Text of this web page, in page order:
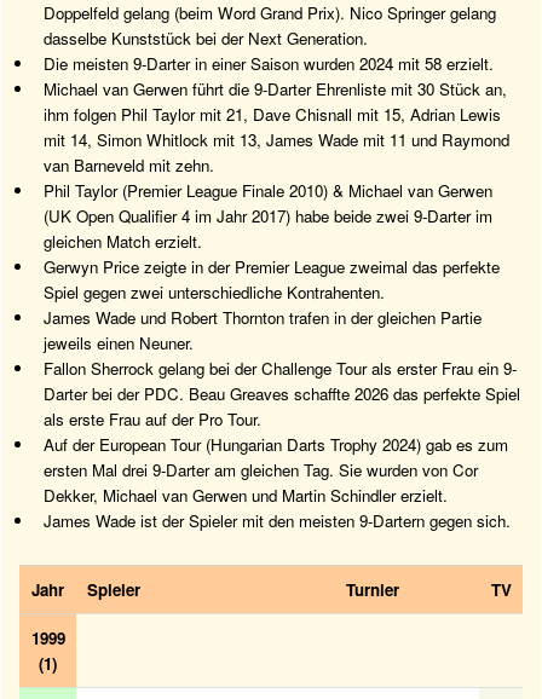
Doppelfeld gelang (beim Word Grand Prix). Nico Springer gelang
dasselbe Kunststück bei der Next Generation.
Die meisten 9-Darter in einer Saison wurden 2024 mit 58 erzielt.
Michael van Gerwen führt die 9-Darter Ehrenliste mit 30 Stück an,
ihm folgen Phil Taylor mit 21, Dave Chisnall mit 15, Adrian Lewis
mit 14, Simon Whitlock mit 13, James Wade mit 11 und Raymond
van Barneveld mit zehn.
Phil Taylor (Premier League Finale 2010) & Michael van Gerwen
(UK Open Qualifier 4 im Jahr 2017) habe beide zwei 9-Darter im
gleichen Match erzielt.
Gerwyn Price zeigte in der Premier League zweimal das perfekte
Spiel gegen zwei unterschiedliche Kontrahenten.
James Wade und Robert Thornton trafen in der gleichen Partie
jeweils einen Neuner.
Fallon Sherrock gelang bei der Challenge Tour als erster Frau ein 9-
Darter bei der PDC. Beau Greaves schaffte 2026 das perfekte Spiel
als erste Frau auf der Pro Tour.
Auf der European Tour (Hungarian Darts Trophy 2024) gab es zum
ersten Mal drei 9-Darter am gleichen Tag. Sie wurden von Cor
Dekker, Michael van Gerwen und Martin Schindler erzielt.
James Wade ist der Spieler mit den meisten 9-Dartern gegen sich.
Jahr Spieler Turnier TV
1999
(1)